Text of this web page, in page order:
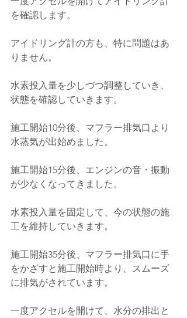
を確認します。
アイドリング計の方も、特に問題はあ
りません。
水素投入量を少しづつ調整していき、
状態を確認していきます。
施工開始10分後、マフラー排気口より
水蒸気が出始めました。
施工開始15分後、エンジンの音・振動
が少なくなってきました。
水素投入量を固定して、今の状態の施
工を維持していきます。
施工開始35分後、マフラー排気口に手
をかざすと施工開始時より、スムーズ
に排気がされています。
一度アクセルを開けて、水分の排出と